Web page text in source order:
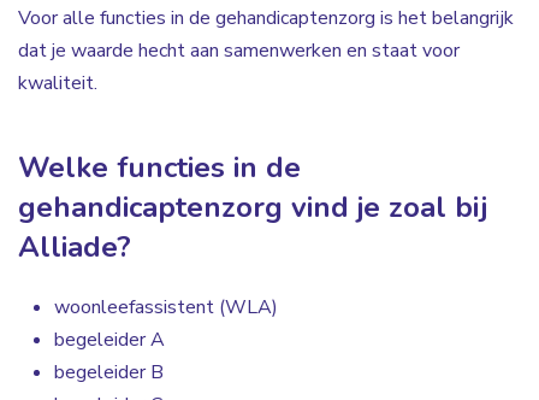
Voor alle functies in de gehandicaptenzorg is het belangrijk
dat je waarde hecht aan samenwerken en staat voor
kwaliteit.
Welke functies in de
gehandicaptenzorg vind je zoal bij
Alliade?
woonleefassistent (WLA)
begeleider A
begeleider B